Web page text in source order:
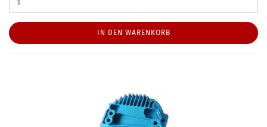
IN DEN WARENKORB